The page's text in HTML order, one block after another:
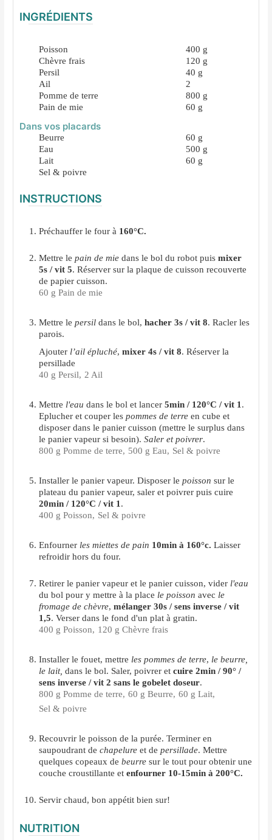
INGRÉDIENTS
Poisson 400 g
Chèvre frais
120 g
Persil
40 g
Ail
2
Pomme de terre
800 g
Pain de mie
60 g
Dans vos placards
Beurre 60 g
Eau
500 g
Lait
60 g
Sel & poivre
INSTRUCTIONS
Préchauffer le four à 160°C.
Mettre lepain de mie dans le bol du robot puismixer
5s / vit 5. Réserver sur la plaque de cuisson recouverte
de papier cuisson.
60 g Pain de mie
Mettre lepersildans le bol,hacher 3s / vit 8. Racler les
parois.
Ajouter l’ail épluché,mixer 4s / vit 8. Réserver la
persillade
40 g Persil, 2 Ail
Mettre l'eaudans le bol et lancer 5min / 120°C / vit 1 .
Eplucher et couper lespommes de terre en cube et
disposer dans le panier cuisson (mettre le surplus dans
le panier vapeur si besoin).Saler et poivrer.
800 g Pomme de terre, 500 g Eau, Sel & poivre
Installer le panier vapeur. Disposer lepoissonsur le
plateau du panier vapeur, saler et poivrer puis cuire
20min / 120°C / vit 1 .
400 g Poisson, Sel & poivre
Enfourner les miettes de pain 10min à 160°c. Laisser
refroidir hors du four.
Retirer le panier vapeur et le panier cuisson, vider l'eau
du bol pour y mettre à la place le poissonavec le
fromage de chèvre,mélanger 30s / sens inverse / vit
1,5. Verser dans le fond d'un plat à gratin.
400 g Poisson, 120 g Chèvre frais
Installer le fouet, mettre les pommes de terre, le beurre,
le lait, dans le bol. Saler, poivrer etcuire 2min / 90° /
sens inverse / vit 2 sans le gobelet doseur.
800 g Pomme de terre, 60 g Beurre, 60 g Lait,
Sel & poivre
Recouvrir le poisson de la purée. Terminer en
saupoudrant dechapelureet depersillade. Mettre
quelques copeaux debeurresur le tout pour obtenir une
couche croustillante etenfourner 10-15min à 200°C.
Servir chaud, bon appétit bien sur!
NUTRITION